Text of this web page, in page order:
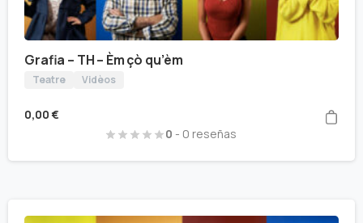
Grafia – TH – Èm çò qu’èm
Teatre Vidèos
0,00 €
0 - 0 reseñas